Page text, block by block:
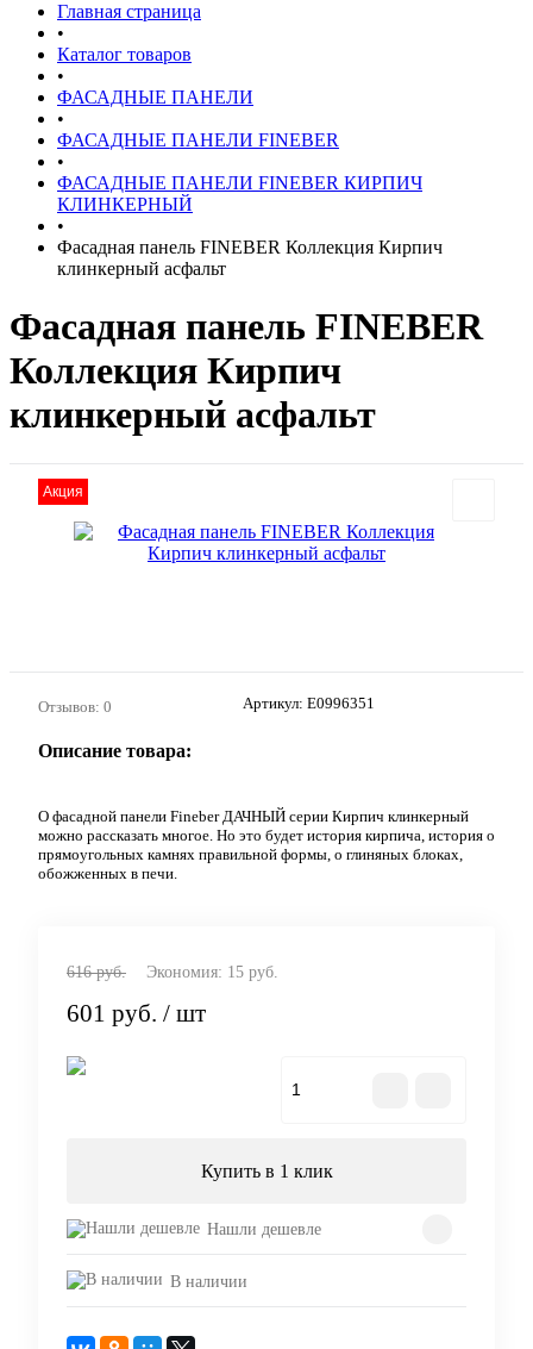
Главная страница
•
Каталог товаров
•
ФАСАДНЫЕ ПАНЕЛИ
•
ФАСАДНЫЕ ПАНЕЛИ FINEBER
•
ФАСАДНЫЕ ПАНЕЛИ FINEBER КИРПИЧ
КЛИНКЕРНЫЙ
•
Фасадная панель FINEBER Коллекция Кирпич
клинкерный асфальт
Фасадная панель FINEBER
Коллекция Кирпич
клинкерный асфальт
Акция
Отзывов: 0 Артикул: E0996351
Описание товара:
О фасадной панели Fineber ДАЧНЫЙ серии Кирпич клинкерный
можно рассказать многое. Но это будет история кирпича, история о
прямоугольных камнях правильной формы, о глиняных блоках,
обожженных в печи.
616 руб. Экономия: 15 руб.
601 руб. / шт
Купить в 1 клик
Нашли дешевле
В наличии